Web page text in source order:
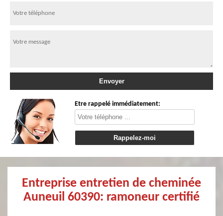
Etre rappelé immédiatement:
Entreprise entretien de cheminée
Auneuil 60390: ramoneur certifié